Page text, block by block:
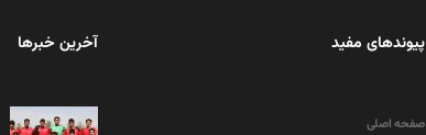
پیوندهای مفید
صفحه اصلی
آخرین خبرها